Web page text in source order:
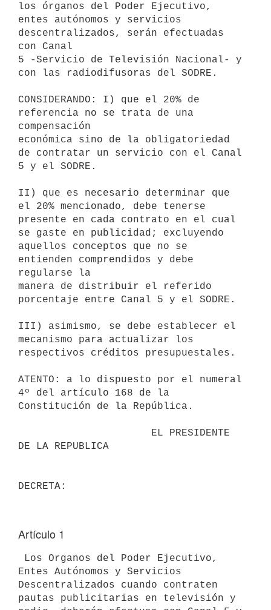
los órganos del Poder Ejecutivo,
entes autónomos y servicios
descentralizados, serán efectuadas
con Canal
5 -Servicio de Televisión Nacional- y
con las radiodifusoras del SODRE.
CONSIDERANDO: I) que el 20% de
referencia no se trata de una
compensación
económica sino de la obligatoriedad
de contratar un servicio con el Canal
5 y el SODRE.
II) que es necesario determinar que
el 20% mencionado, debe tenerse
presente en cada contrato en el cual
se gaste en publicidad; excluyendo
aquellos conceptos que no se
entienden comprendidos y debe
regularse la
manera de distribuir el referido
porcentaje entre Canal 5 y el SODRE.
III) asimismo, se debe establecer el
mecanismo para actualizar los
respectivos créditos presupuestales.
ATENTO: a lo dispuesto por el numeral
4º del artículo 168 de la
Constitución de la República.
DE LA REPUBLICA
Artículo 1
Entes Autónomos y Servicios
Descentralizados cuando contraten
pautas publicitarias en televisión y